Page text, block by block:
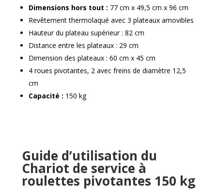
Dimensions hors tout : 77 cm x 49,5 cm x 96 cm
Revêtement thermolaqué avec 3 plateaux amovibles
Hauteur du plateau supérieur : 82 cm
Distance entre les plateaux : 29 cm
Dimension des plateaux : 60 cm x 45 cm
4 roues pivotantes, 2 avec freins de diamètre 12,5
cm
Capacité : 150 kg
Guide d’utilisation du
Chariot de service à
roulettes pivotantes 150 kg